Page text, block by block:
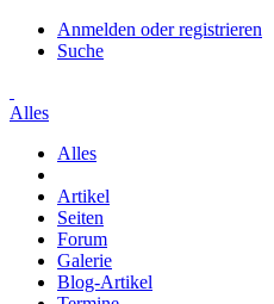
Anmelden oder registrieren
Suche
Alles
Alles
Artikel
Seiten
Forum
Galerie
Blog-Artikel